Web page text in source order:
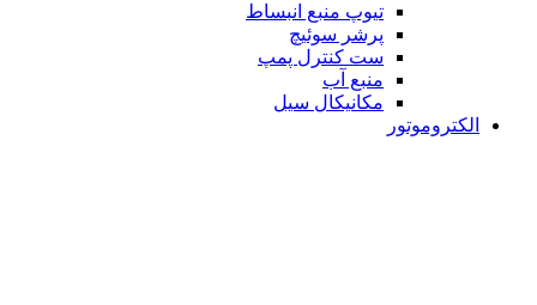
تیوپ منبع انبساط
پرشر سوئیچ
ست کنترل پمپ
منبع آب
مکانیکال سیل
الکتروموتور